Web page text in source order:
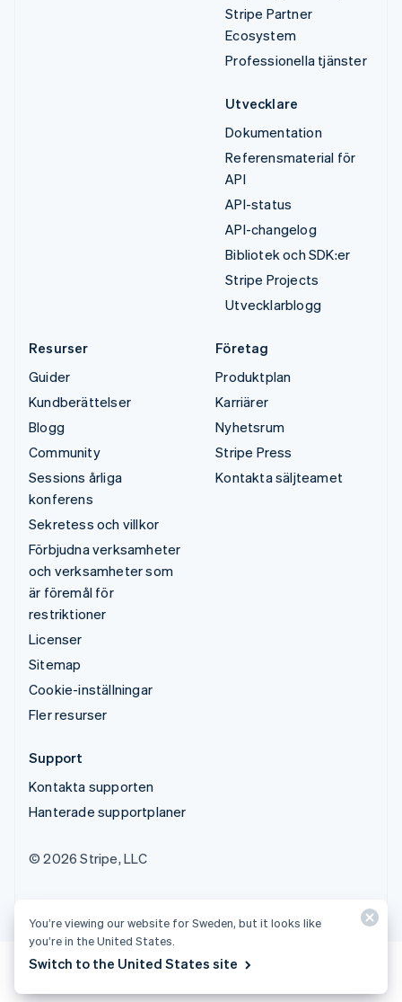
Stripe Partner
Ecosystem
Professionella tjänster
Utvecklare
Dokumentation
Referensmaterial för
API
API-status
API-changelog
Bibliotek och SDK:er
Stripe Projects
Utvecklarblogg
Resurser
Guider
Kundberättelser
Blogg
Community
Sessions årliga
konferens
Sekretess och villkor
Förbjudna verksamheter
och verksamheter som
är föremål för
restriktioner
Licenser
Sitemap
Cookie-inställningar
Fler resurser
Företag
Produktplan
Karriärer
Nyhetsrum
Stripe Press
Kontakta säljteamet
Support
Kontakta supporten
Hanterade supportplaner
© 2026 Stripe, LLC
You’re viewing our website for Sweden, but it looks like
you’re in the United States.
Switch to the United States site